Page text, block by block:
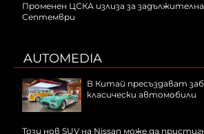
Променен ЦСКА излиза за
Септември
AUTOMEDIA
В Китай пресъздават
класически автомобили
Този нов SUV на Nissan може да